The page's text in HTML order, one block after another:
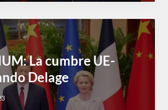
La cumbre UE-
Delage